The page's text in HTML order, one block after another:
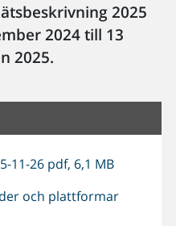
2025
2024 till 13
2025.
11-26 pdf, 6,1 MB
och plattformar